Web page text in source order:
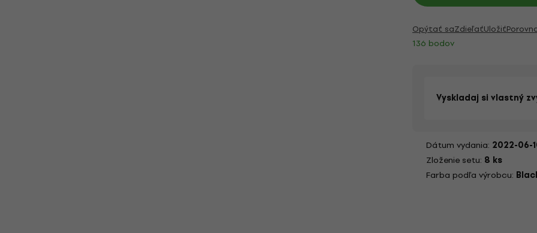
Opýtať saZdieľaťUložiť
136 bodov
Vyskladaj si vlastný
Dátum vydania: 2022-06-
Zloženie setu: 8 ks
Farba podľa výrobcu: